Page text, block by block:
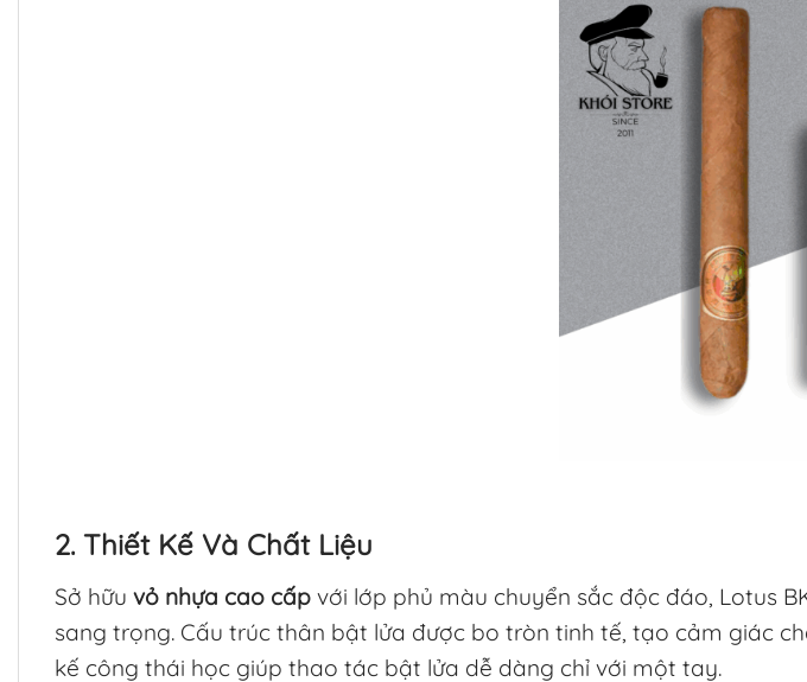
2. Thiết Kế Và Chất Liệu
Sở hữu vỏ nhựa cao cấp với lớp phủ màu chuyển sắc độc đáo, Lotus
sang trọng. Cấu trúc thân bật lửa được bo tròn tinh tế, tạo cảm giác
kế công thái học giúp thao tác bật lửa dễ dàng chỉ với một tay.